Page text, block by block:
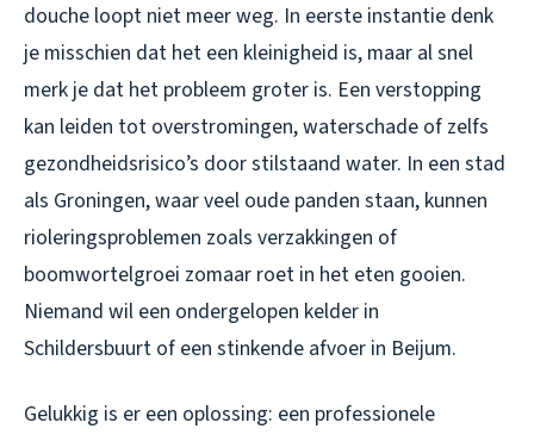
douche loopt niet meer weg. In eerste instantie denk
je misschien dat het een kleinigheid is, maar al snel
merk je dat het probleem groter is. Een verstopping
kan leiden tot overstromingen, waterschade of zelfs
gezondheidsrisico’s door stilstaand water. In een stad
als Groningen, waar veel oude panden staan, kunnen
rioleringsproblemen zoals verzakkingen of
boomwortelgroei zomaar roet in het eten gooien.
Niemand wil een ondergelopen kelder in
Schildersbuurt of een stinkende afvoer in Beijum.
Gelukkig is er een oplossing: een professionele